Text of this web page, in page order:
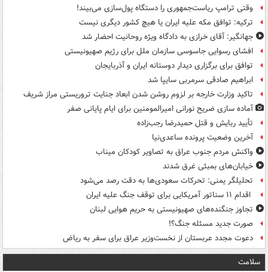
وقتی ترامپ ریاست‌جمهوری را دستگاه پول‌سازی می‌بیند!
ترکیه: توافق مکه علیه ایران یا هیچ کشور دیگری نیست
جهانگیر: آقای خرازی به دادگاه ویژه روحانیت احضار شد
افشای رسوایی جاسوسی سازمان ملل برای رژیم صهیونیستی
توافق برای برگزاری دیدار دوستانه ایران و آذربایجان
ابراهیم صادقی سرمربی سایپا شد
تاکید وزارت خارجه بر لزوم روشن شدن ابعاد جنایت تروریستی مراز شریف
آماده سازی ضریح نورانی امیرالمومنین برای ایام پایانی صفر
تأیید ربایش و قتل حمیدرضا رجب‌زاده
آخرین وضعیت پرونده ساعدی‌نیا
واکنش مردم جنوب عراق به تصاویر کودکان میناب
خیابان‌های بمبئی غرق شدند
تحلیلگر یمنی: تحرکات سعودی‌ها به دقت رصد می‌شود
اقدام ۱۱ سناتور آمریکایی برای توقف جنگ علیه ایران
تجاوز جنگنده‌های صهیونیستی به حریم هوایی لبنان
صورت جدید مسئله جنگ؟!
دعوت مجدد عربستان از نخست‌وزیر عراق برای سفر به ریاض
سلامت